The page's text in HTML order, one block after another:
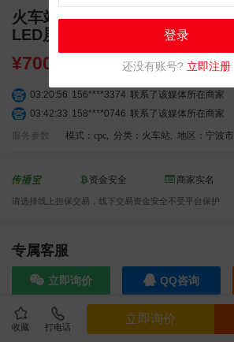
收藏 打电话
立即询价
火车站广告 宁波火车站广告 宁波站独立刷屏
LED屏幕广告
¥7000.00
03:20:56 156****3374 联系了该媒体所在商家
03:42:33 158****0746 联系了该媒体所在商家
01:59:39 189****2617 联系了该媒体所在商家
01:50:54
192****2334
联系了该媒体所在商家
10:08:47
02:32:27 176****3456 联系了该媒体所在商家
04:09:07 182****6963
联系了该媒体所在商家
130****3379 联系了该媒体所在商家
08:36:41
191****0991 联系了该媒体所在商家
服务参数 模式：cpc, 分类：火车站, 地区：宁波市
资金安全 商家实名
请选择线上担保交易，线下交易资金安全不受平台保护
专属客服
立即询价 QQ咨询
效果截图
登录
还没有账号? 立即注册